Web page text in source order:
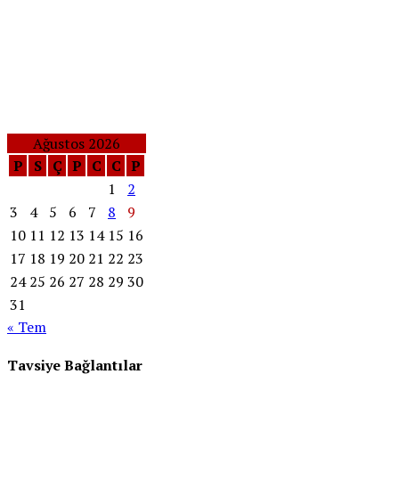
Ağustos 2026
P
S Ç P C C P
1
2
3
4 5 6 7 8
9
10 11 12 13 14 15 16
17 18 19 20 21 22 23
24 25 26 27 28 29 30
31
« Tem
Tavsiye Bağlantılar